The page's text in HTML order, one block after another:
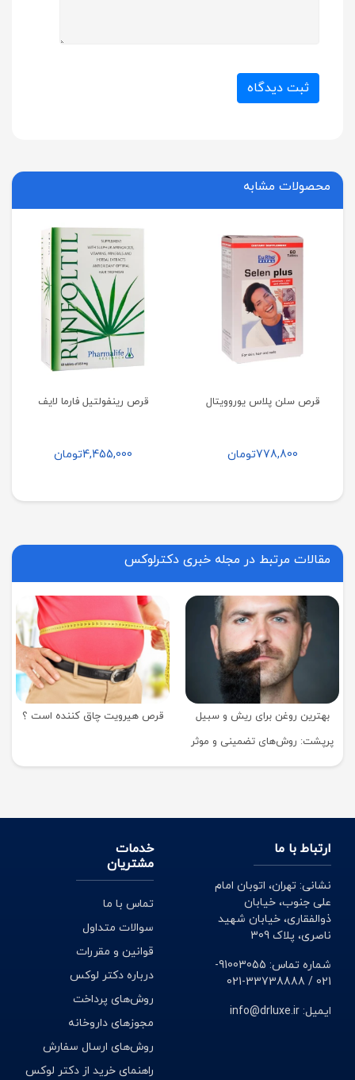
ثبت دیدگاه
محصولات مشابه
قرص سلن پلاس یوروویتال
778,800تومان
قرص رینفولتیل فارما لایف
4,455,000تومان
مقالات مرتبط در مجله خبری دکترلوکس
بهترین روغن برای ریش و سبیل
پرپشت: روش‌های تضمینی و موثر
قرص هیرویت چاق کننده است ؟
ارتباط با ما
نشانی: تهران، اتوبان امام
علی جنوب، خیابان
ذوالفقاری، خیابان شهید
ناصری، پلاک 309
شماره تماس: 91003055-
021 / 33738888-021
ایمیل: info@drluxe.ir
خدمات
مشتریان
تماس با ما
سوالات متداول
قوانین و مقررات
درباره دکتر لوکس
روش‌های پرداخت
مجوزهای داروخانه
روش‌های ارسال سفارش
راهنمای خرید از دکتر لوکس